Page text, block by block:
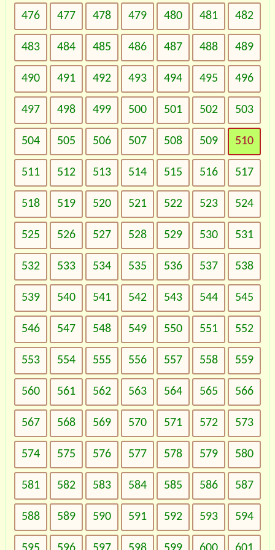
476 477 478 479 480 481 482
483 484 485 486 487 488 489
490 491 492 493 494 495 496
497 498 499 500 501 502 503
504 505 506 507 508 509 510
511 512 513 514 515 516 517
518 519 520 521 522 523 524
525 526 527 528 529 530 531
532 533 534 535 536 537 538
539 540 541 542 543 544 545
546 547 548 549 550 551 552
553 554 555 556 557 558 559
560 561 562 563 564 565 566
567 568 569 570 571 572 573
574 575 576 577 578 579 580
581 582 583 584 585 586 587
588 589 590 591 592 593 594